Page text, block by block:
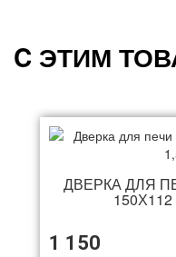
C ЭТИМ
ДВЕРКА ДЛЯ
1 150